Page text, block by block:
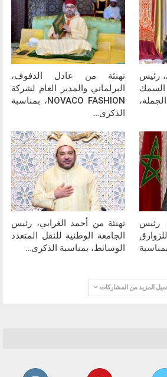
رئيس
تهنئة من عادل الدفوف،
البرلماني والمدير العام لشركة
NOVACO FASHION، بمناسبة
الذكرى…
رئيس
تهنئة من أحمد الغرابي، رئيس
الجامعة الوطنية للنقل المتعدد
الوسائط، بمناسبة الذكرى…
المزيد من المشاركات